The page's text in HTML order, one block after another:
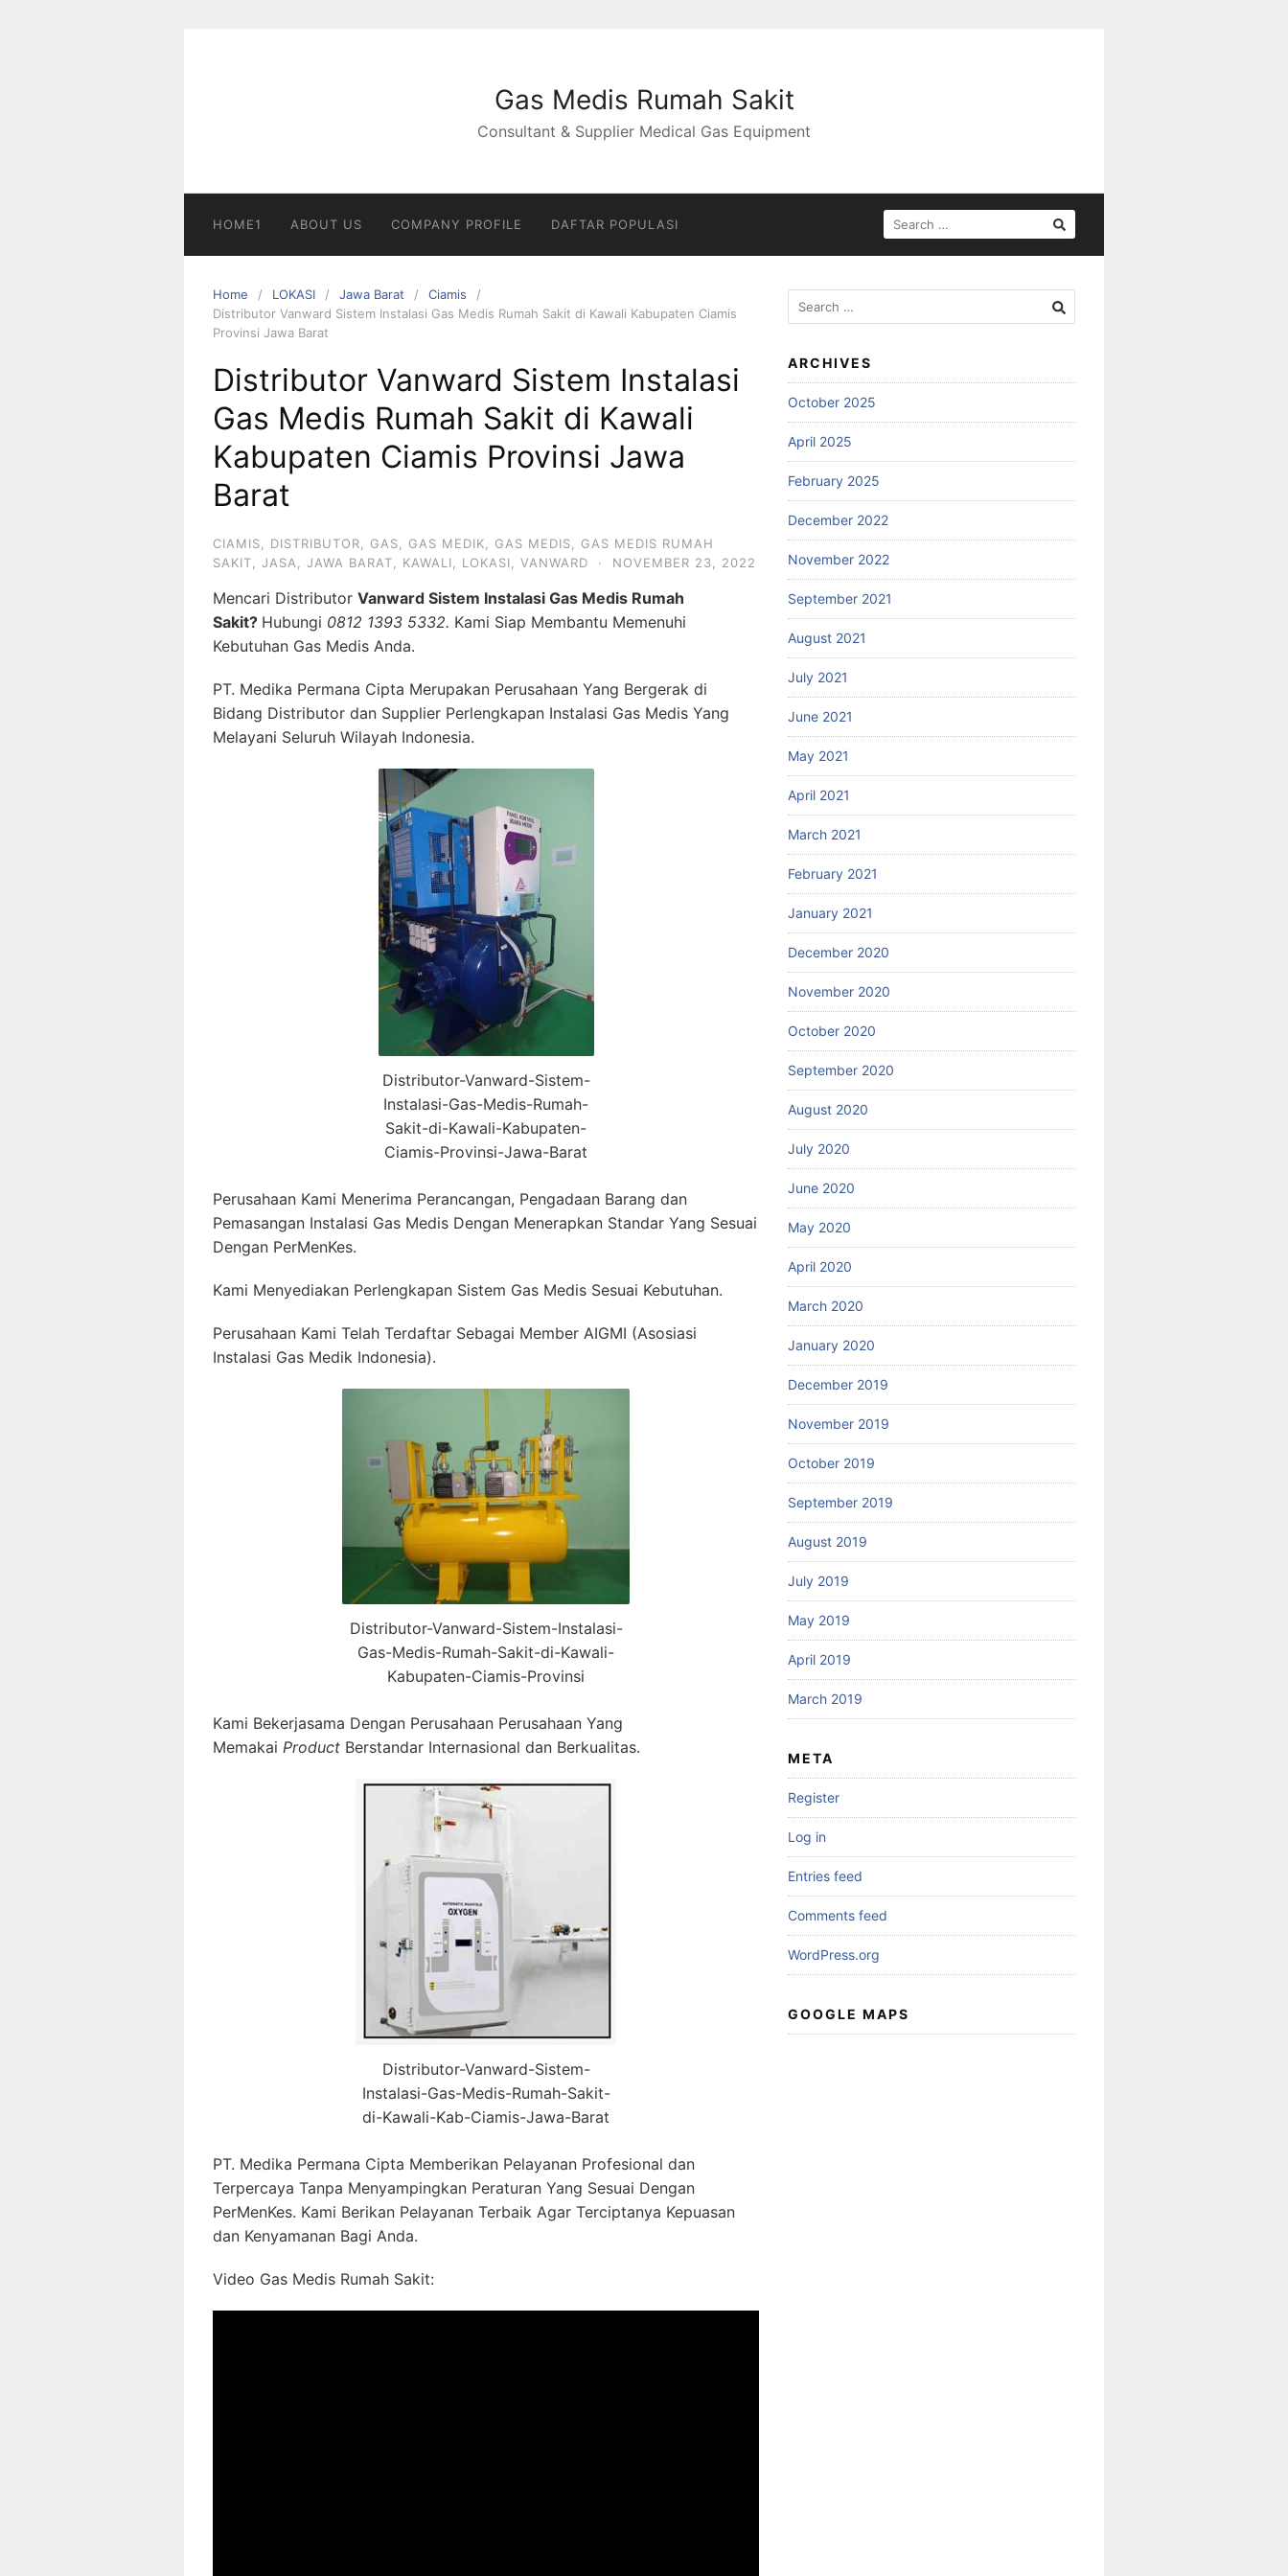
Gas Medis Rumah Sakit
Consultant & Supplier Medical Gas Equipment
HOME1 ABOUT US COMPANY PROFILE DAFTAR POPULASI
SEARCH
FOR:
Home LOKASI Jawa Barat
Ciamis
Distributor Vanward Sistem Instalasi Gas Medis Rumah Sakit di Kawali Kabupaten Ciamis
Provinsi Jawa Barat
Distributor Vanward Sistem Instalasi
Gas Medis Rumah Sakit di Kawali
Kabupaten Ciamis Provinsi Jawa
Barat
CIAMIS DISTRIBUTOR GAS GAS MEDIK GAS MEDIS
GAS MEDIS RUMAH
SAKIT
JASA JAWA BARAT KAWALI LOKASI VANWARD · NOVEMBER 23, 2022
Mencari Distributor Vanward Sistem Instalasi Gas Medis Rumah
Sakit? Hubungi 0812 1393 5332. Kami Siap Membantu Memenuhi
Kebutuhan Gas Medis Anda.
PT. Medika Permana Cipta Merupakan Perusahaan Yang Bergerak di
Bidang Distributor dan Supplier Perlengkapan Instalasi Gas Medis Yang
Melayani Seluruh Wilayah Indonesia.
Distributor-Vanward-Sistem-
Instalasi-Gas-Medis-Rumah-
Sakit-di-Kawali-Kabupaten-
Ciamis-Provinsi-Jawa-Barat
Perusahaan Kami Menerima Perancangan, Pengadaan Barang dan
Pemasangan Instalasi Gas Medis Dengan Menerapkan Standar Yang Sesuai
Dengan PerMenKes.
Kami Menyediakan Perlengkapan Sistem Gas Medis Sesuai Kebutuhan.
Perusahaan Kami Telah Terdaftar Sebagai Member AIGMI (Asosiasi
Instalasi Gas Medik Indonesia).
Distributor-Vanward-Sistem-Instalasi-
Gas-Medis-Rumah-Sakit-di-Kawali-
Kabupaten-Ciamis-Provinsi
Kami Bekerjasama Dengan Perusahaan Perusahaan Yang
Memakai Product Berstandar Internasional dan Berkualitas.
Distributor-Vanward-Sistem-
Instalasi-Gas-Medis-Rumah-Sakit-
di-Kawali-Kab-Ciamis-Jawa-Barat
PT. Medika Permana Cipta Memberikan Pelayanan Profesional dan
Terpercaya Tanpa Menyampingkan Peraturan Yang Sesuai Dengan
PerMenKes. Kami Berikan Pelayanan Terbaik Agar Terciptanya Kepuasan
dan Kenyamanan Bagi Anda.
Video Gas Medis Rumah Sakit:
Search
for:
ARCHIVES
October 2025
April 2025
February 2025
December 2022
November 2022
September 2021
August 2021
July 2021
June 2021
May 2021
April 2021
March 2021
February 2021
January 2021
December 2020
November 2020
October 2020
September 2020
August 2020
July 2020
June 2020
May 2020
April 2020
March 2020
January 2020
December 2019
November 2019
October 2019
September 2019
August 2019
July 2019
May 2019
April 2019
March 2019
META
Register
Log in
Entries feed
Comments feed
WordPress.org
GOOGLE MAPS